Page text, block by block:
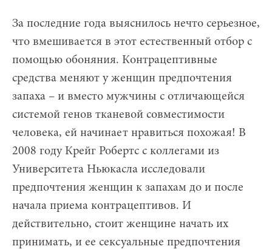
За последние года выяснилось нечто серьезное,
что вмешивается в этот естественный отбор с
помощью обоняния. Контрацептивные
средства меняют у женщин предпочтения
запаха – и вместо мужчины с отличающейся
системой генов тканевой совместимости
человека, ей начинает нравиться похожая! В
2008 году Крейг Робертс с коллегами из
Университета Ньюкасла исследовали
предпочтения женщин к запахам до и после
начала приема контрацептивов. И
действительно, стоит женщине начать их
принимать, и ее сексуальные предпочтения